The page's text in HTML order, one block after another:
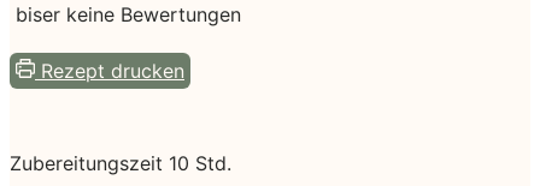
biser keine Bewertungen
Rezept drucken
Zubereitungszeit 10 Stunden
Std.